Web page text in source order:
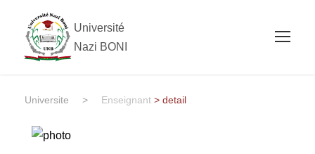
Université
Nazi BONI
Universite > Enseignant > detail